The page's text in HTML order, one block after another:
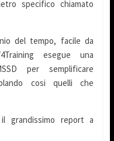
specifico chiamato
del tempo, facile da
esegue una
per semplificare
cosi quelli che
grandissimo report a